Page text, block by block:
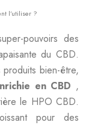
l’utiliser ?
pouvoirs des
du CBD.
bien-être,
en CBD ,
le HPO CBD.
pour des